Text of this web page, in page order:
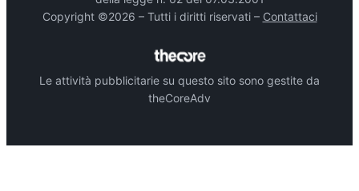
Copyright ©2026 – Tutti i diritti riservati – Contattaci
Le attività pubblicitarie su questo sito sono gestite da
theCoreAdv